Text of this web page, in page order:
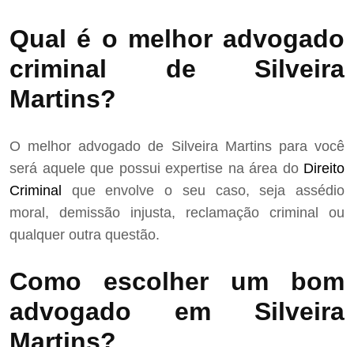
Qual é o melhor advogado
criminal de Silveira
Martins?
O melhor advogado de Silveira Martins para você
será aquele que possui expertise na área do Direito
Criminal que envolve o seu caso, seja assédio
moral, demissão injusta, reclamação criminal ou
qualquer outra questão.
Como escolher um bom
advogado em Silveira